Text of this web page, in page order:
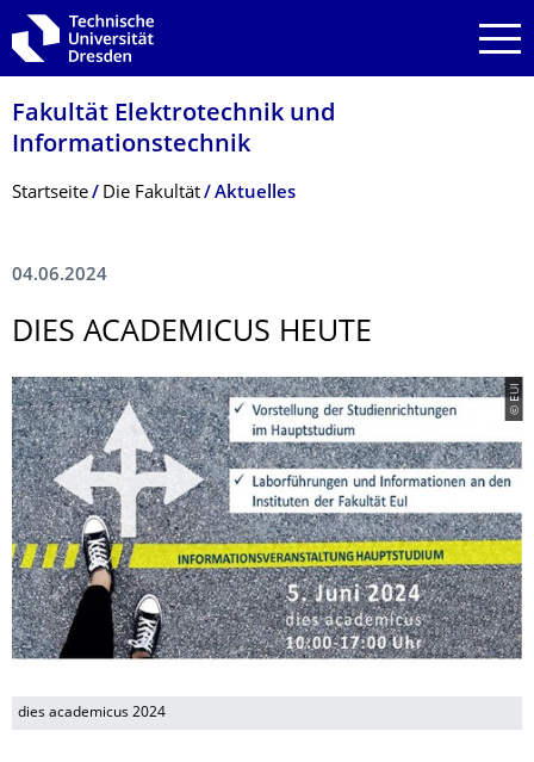
Zur Hauptnavigation springen
Zur Suche springen
Zum Inhalt springen
Fakultät Elektrotechnik und
Informationstech­nik
Breadcrumb-Menü
Startseite Die Fakultät Aktuelles
04.06.2024
DIES ACADEMICUS HEUTE
© EUI
dies academicus 2024